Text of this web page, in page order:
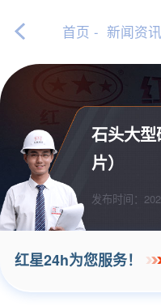
首页 - 新闻资讯
石头大
片）
发布时间：
红星24h为您服务！